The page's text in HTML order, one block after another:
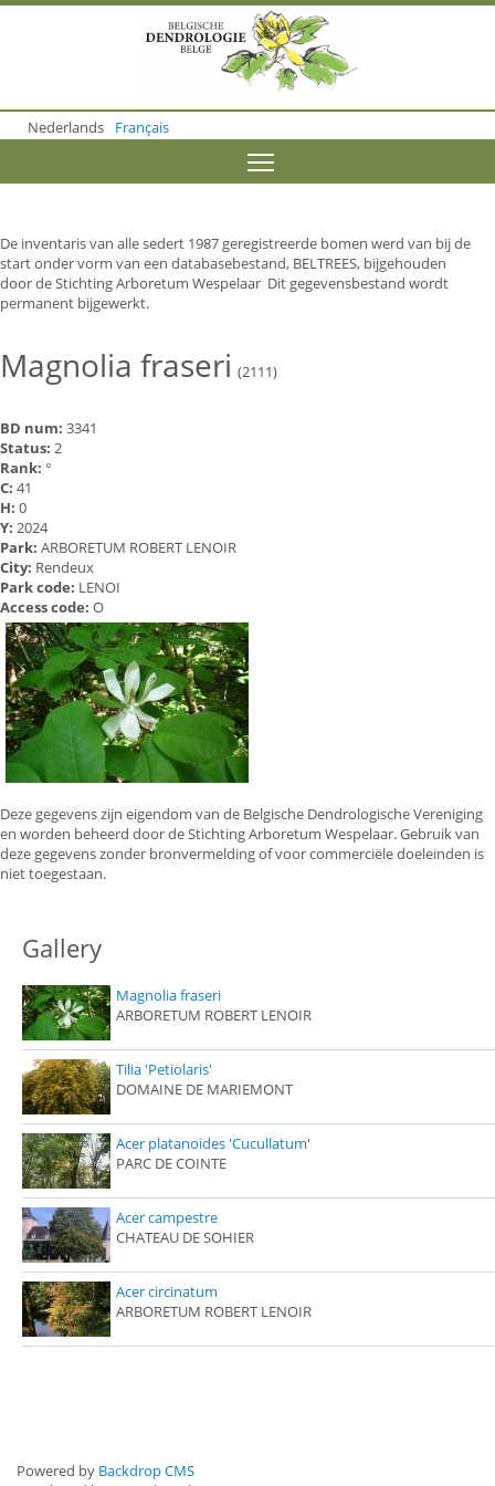
o
m
o
n
t
e
n
Nederlands Français
De inventaris van alle sedert 1987 geregistreerde bomen werd van bij de
start onder vorm van een databasebestand, BELTREES, bijgehouden
door de Stichting Arboretum Wespelaar Dit gegevensbestand wordt
permanent bijgewerkt.
Magnolia fraseri (2111)
BD num: 3341
Status: 2
Rank: °
C: 41
H: 0
Y: 2024
Park: ARBORETUM ROBERT LENOIR
City: Rendeux
Park code: LENOI
Access code: O
Deze gegevens zijn eigendom van de Belgische Dendrologische Vereniging
en worden beheerd door de Stichting Arboretum Wespelaar. Gebruik van
deze gegevens zonder bronvermelding of voor commerciële doeleinden is
niet toegestaan.
Gallery
Magnolia fraseri
ARBORETUM ROBERT LENOIR
Tilia 'Petiolaris'
DOMAINE DE MARIEMONT
Acer platanoides 'Cucullatum'
PARC DE COINTE
Acer campestre
CHATEAU DE SOHIER
Acer circinatum
ARBORETUM ROBERT LENOIR
Powered by Backdrop CMS